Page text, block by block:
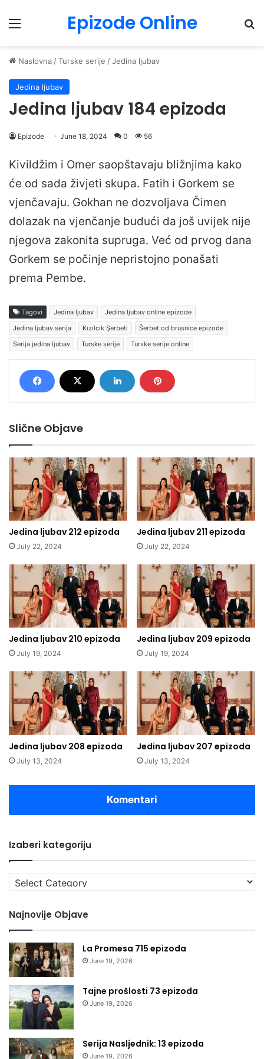
Menu Epizode Online
Naslovna /Turske serije /Jedina ljubav
Jedina ljubav
Jedina ljubav 184 epizoda
Epizode June 18, 2024 0 56
Kivildžim i Omer saopštavaju bližnjima kako
će od sada živjeti skupa. Fatih i Gorkem se
vjenčavaju. Gokhan ne dozvoljava Čimen
dolazak na vjenčanje budući da još uvijek nije
njegova zakonita supruga. Već od prvog dana
Gorkem se počinje nepristojno ponašati
prema Pembe.
Tagovi Jedina ljubav
Jedina ljubav online epizode
Jedina ljubav serija
Kızılcık Şerbeti
Šerbet od brusnice epizode
Serija jedina ljubav
Turske serije Turske serije online
Slične Objave
Jedina ljubav 212 epizoda
July 22, 2024
Jedina ljubav 211 epizoda
July 22, 2024
Jedina ljubav 210 epizoda
July 19, 2024
Jedina ljubav 209 epizoda
July 19, 2024
Jedina ljubav 208 epizoda
July 13, 2024
Jedina ljubav 207 epizoda
July 13, 2024
Komentari
Izaberi kategoriju
Izaberi
kategoriju
Najnovije Objave
La Promesa 715 epizoda
June 19, 2026
Tajne prošlosti 73 epizoda
June 19, 2026
Serija Nasljednik: 13 epizoda
June 19, 2026